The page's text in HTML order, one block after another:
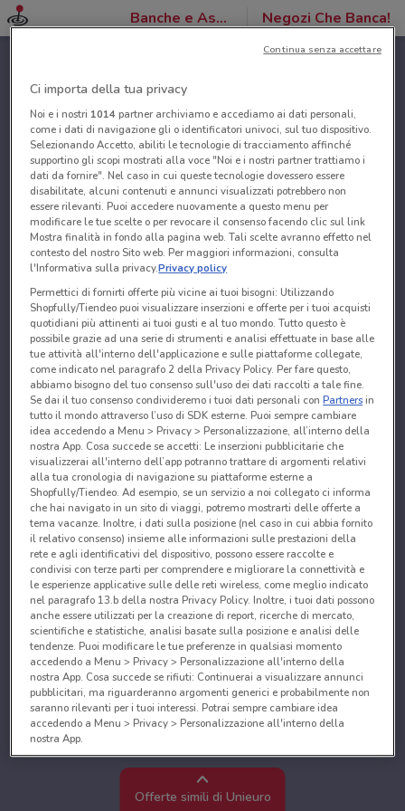
Banche e Assicurazioni Negozi Che Banca!
Offerte simili di Unieuro
Ci importa della tua privacy
Noi e i nostri 1014partner archiviamo e accediamo ai dati personali,
come i dati di navigazione gli o identificatori univoci, sul tuo dispositivo.
Selezionando Accetto, abiliti le tecnologie di tracciamento affinché
supportino gli scopi mostrati alla voce "Noi e i nostri partner trattiamo i
dati da fornire". Nel caso in cui queste tecnologie dovessero essere
disabilitate, alcuni contenuti e annunci visualizzati potrebbero non
essere rilevanti. Puoi accedere nuovamente a questo menu per
modificare le tue scelte o per revocare il consenso facendo clic sul link
Mostra finalità in fondo alla pagina web. Tali scelte avranno effetto nel
contesto del nostro Sito web. Per maggiori informazioni, consulta
l'Informativa sulla privacy.Privacy policy
Permettici di fornirti offerte più vicine ai tuoi bisogni: Utilizzando
Shopfully/Tiendeo puoi visualizzare inserzioni e offerte per i tuoi acquisti
quotidiani più attinenti ai tuoi gusti e al tuo mondo. Tutto questo è
possibile grazie ad una serie di strumenti e analisi effettuate in base alle
tue attività all'interno dell'applicazione e sulle piattaforme collegate,
come indicato nel paragrafo 2 della Privacy Policy. Per fare questo,
abbiamo bisogno del tuo consenso sull'uso dei dati raccolti a tale fine.
Se dai il tuo consenso condivideremo i tuoi dati personali conPartnersin
tutto il mondo attraverso l’uso di SDK esterne. Puoi sempre cambiare
idea accedendo a Menu > Privacy > Personalizzazione, all’interno della
nostra App. Cosa succede se accetti: Le inserzioni pubblicitarie che
visualizzerai all'interno dell’app potranno trattare di argomenti relativi
alla tua cronologia di navigazione su piattaforme esterne a
Shopfully/Tiendeo. Ad esempio, se un servizio a noi collegato ci informa
che hai navigato in un sito di viaggi, potremo mostrarti delle offerte a
tema vacanze. Inoltre, i dati sulla posizione (nel caso in cui abbia fornito
il relativo consenso) insieme alle informazioni sulle prestazioni della
rete e agli identificativi del dispositivo, possono essere raccolte e
condivisi con terze parti per comprendere e migliorare la connettività e
le esperienze applicative sulle delle reti wireless, come meglio indicato
nel paragrafo 13.b della nostra Privacy Policy. Inoltre, i tuoi dati possono
anche essere utilizzati per la creazione di report, ricerche di mercato,
scientifiche e statistiche, analisi basate sulla posizione e analisi delle
tendenze. Puoi modificare le tue preferenze in qualsiasi momento
accedendo a Menu > Privacy > Personalizzazione all'interno della
nostra App. Cosa succede se rifiuti: Continuerai a visualizzare annunci
pubblicitari, ma riguarderanno argomenti generici e probabilmente non
saranno rilevanti per i tuoi interessi. Potrai sempre cambiare idea
accedendo a Menu > Privacy > Personalizzazione all'interno della
nostra App.
Noi e i nostri partner trattiamo i dati per fornire:
Utilizzare dati di geolocalizzazione precisi. Scansione attiva delle
caratteristiche del dispositivo ai fini dell’identificazione. Archiviare
Continua senza accettare